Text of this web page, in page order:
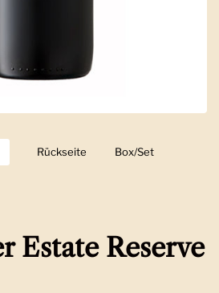
1 Zeige Folie 2
Rückseite Zeige Folie 3
Box/Set
Estate Reserve